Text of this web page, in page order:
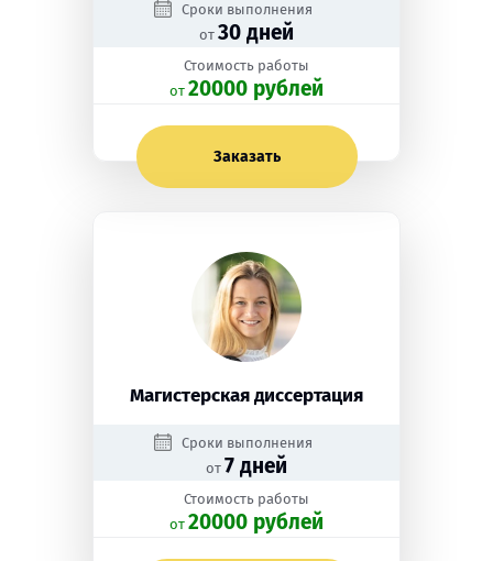
Сроки выполнения
от 30 дней
Стоимость работы
oт 20000 рублей
Заказать
Магистерская диссертация
Сроки выполнения
от 7 дней
Стоимость работы
oт 20000 рублей